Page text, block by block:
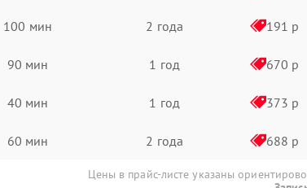
100 мин 2 года 191 р
90 мин 1 год 670 р
40 мин 1 год 373 р
60 мин 2 года 688 р
Цены в прайс-листе указаны